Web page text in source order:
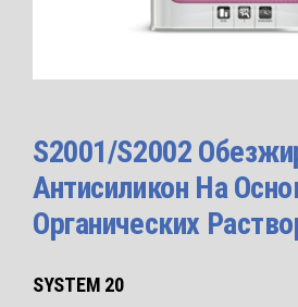
S2001/S2002
Антисиликон На
Органических
SYSTEM 20